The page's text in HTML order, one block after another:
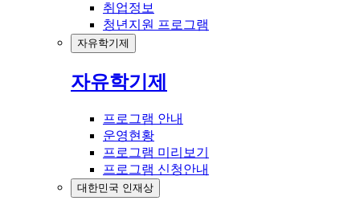
취업정보
청년지원 프로그램
자유학기제
자유학기제
프로그램 안내
운영현황
프로그램 미리보기
프로그램 신청안내
대한민국 인재상